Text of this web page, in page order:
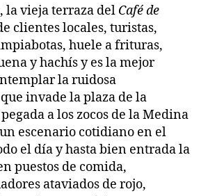
la vieja terraza del Café de
clientes locales, turistas,
huele a frituras,
y hachís y es la mejor
la ruidosa
invade la plaza de la
a los zocos de la Medina
escenario cotidiano en el
el día y hasta bien entrada la
puestos de comida,
ataviados de rojo,